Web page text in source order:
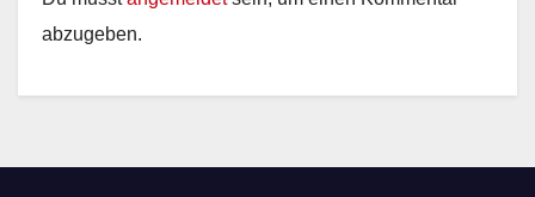
abzugeben.